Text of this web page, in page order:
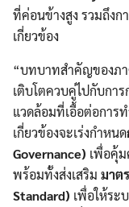
ที่ค่อนข้างสูง รวมถึง
เกี่ยวข้อง
“บทบาทสำคัญของภา
เติบโตควบคู่ไปกับกา
แวดล้อมที่เอื้อต่อการ
เกี่ยวข้องจะเร่งกำหนด
Governance) เพื่อคุ้
พร้อมทั้งส่งเสริม มาต
Standard) เพื่อให้ระ